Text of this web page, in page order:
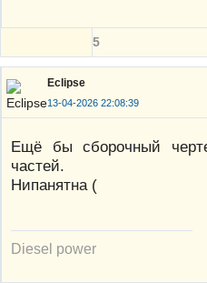
5
Eclipse
13-04-2026 22:08:39
Ещё бы сборочный
частей.
Нипанятна (
Diesel power